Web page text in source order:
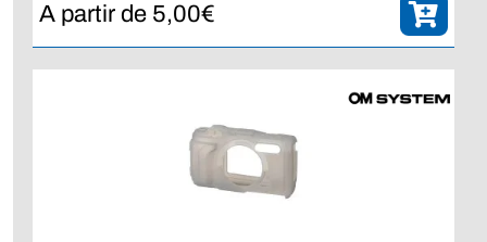
A partir de 5,00€